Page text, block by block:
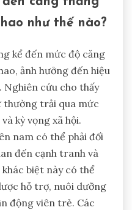
như thế nào?
kể đến mức độ căng
ảnh hưởng đến hiệu
Nghiên cứu cho thấy
thường trải qua mức
kỳ vọng xã hội.
nam có thể phải đối
đến cạnh tranh và
biệt này có thể
hỗ trợ, nuôi dưỡng
động viên trẻ. Các